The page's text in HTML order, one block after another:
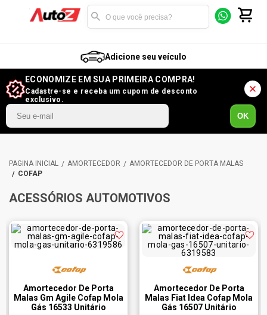
Adicione seu veículo
ECONOMIZE EM SUA PRIMEIRA COMPRA!
Cadastre-se e receba um cupom de desconto
exclusivo.
OK
AMORTECEDOR
AMORTECEDOR DE PORTA MALAS
COFAP
ACESSÓRIOS AUTOMOTIVOS
Amortecedor De Porta
Malas Gm Agile Cofap Mola
Gás 16533 Unitário
Amortecedor De Porta
Malas Fiat Idea Cofap Mola
Gás 16507 Unitário